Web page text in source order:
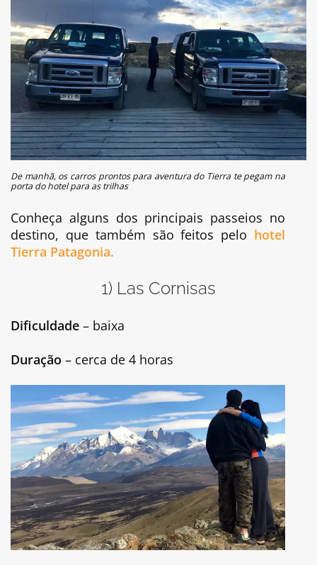
De manhã, os carros prontos para aventura do Tierra te pegam na
porta do hotel para as trilhas
Conheça alguns dos principais passeios no
destino, que também são feitos pelo hotel
Tierra Patagonia.
1) Las Cornisas
Dificuldade – baixa
Duração – cerca de 4 horas